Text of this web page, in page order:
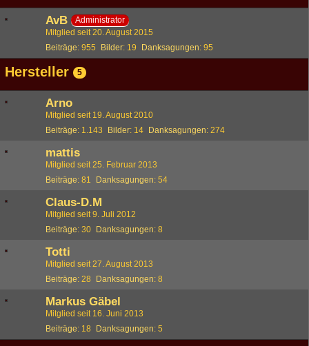
AvB
Administrator
Mitglied seit 20. August 2015
Beiträge 955 Bilder 19 Danksagungen 95
Hersteller 5
Arno
Mitglied seit 19. August 2010
Beiträge 1.143 Bilder 14 Danksagungen 274
mattis
Mitglied seit 25. Februar 2013
Beiträge 81 Danksagungen 54
Claus-D.M
Mitglied seit 9. Juli 2012
Beiträge 30 Danksagungen 8
Totti
Mitglied seit 27. August 2013
Beiträge 28 Danksagungen 8
Markus Gäbel
Mitglied seit 16. Juni 2013
Beiträge 18 Danksagungen 5